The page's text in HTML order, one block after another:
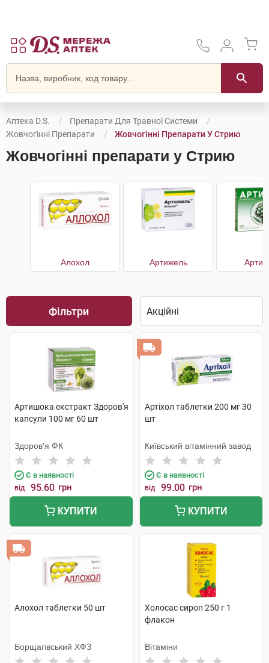
Аптека D.S.
Препарати Для Травної Системи
Жовчогінні Препарати
Жовчогінні Препарати У Стрию
Жовчогінні препарати у Стрию
Алохол Артижель
Фільтри
Артишока екстракт Здоров'я
капсули 100 мг 60 шт
Здоров'я ФК
Є в наявності
від 95.60 грн
КУПИТИ
Артіхол таблетки 200 мг 30
шт
Київський вітамінний завод
Є в наявності
від 99.00 грн
КУПИТИ
Алохол таблетки 50 шт
Борщагівський ХФЗ
Холосас сироп 250 г 1
флакон
Вітаміни